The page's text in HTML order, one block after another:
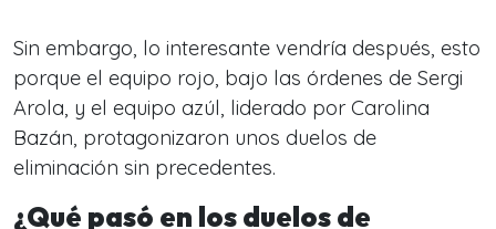
Sin embargo, lo interesante vendría después, esto
porque el equipo rojo, bajo las órdenes de Sergi
Arola, y el equipo azúl, liderado por Carolina
Bazán, protagonizaron unos duelos de
eliminación sin precedentes.
¿Qué pasó en los duelos de